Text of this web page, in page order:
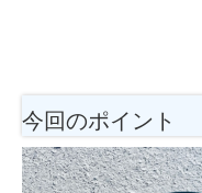
今回のポイント